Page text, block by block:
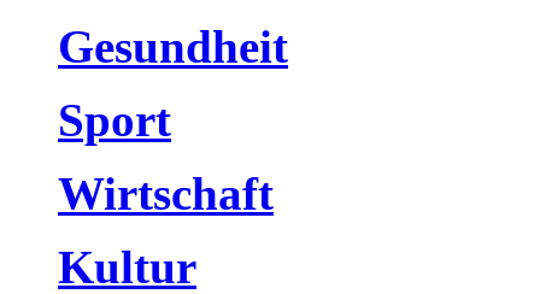
Gesundheit
Sport
Wirtschaft
Kultur